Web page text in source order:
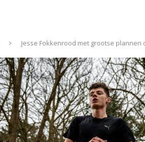
Jesse Fokkenrood met grootse plannen